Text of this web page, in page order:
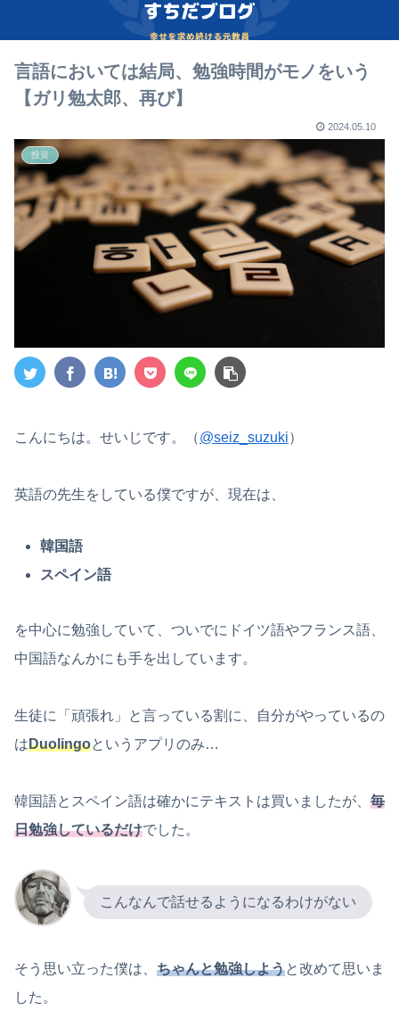
言語においては結局、勉強時間がモノをいう
【ガリ勉太郎、再び】
2024.05.10
投資
こんにちは。せいじです。（@seiz_suzuki）
英語の先生をしている僕ですが、現在は、
韓国語
スペイン語
を中心に勉強していて、ついでにドイツ語やフランス語、
中国語なんかにも手を出しています。
生徒に「頑張れ」と言っている割に、自分がやっているの
はDuolingoというアプリのみ…
韓国語とスペイン語は確かにテキストは買いましたが、 毎
日勉強しているだけでした。
こんなんで話せるようになるわけがない
そう思い立った僕は、 ちゃんと勉強しようと改めて思いま
した。